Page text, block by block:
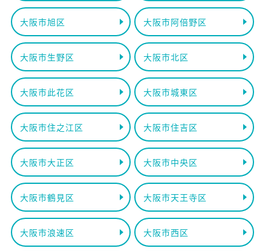
大阪市旭区 大阪市阿倍野区
大阪市生野区 大阪市北区
大阪市此花区 大阪市城東区
大阪市住之江区 大阪市住吉区
大阪市大正区 大阪市中央区
大阪市鶴見区 大阪市天王寺区
大阪市浪速区 大阪市西区